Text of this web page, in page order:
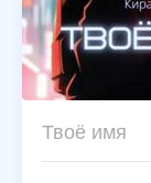
Твоё имя